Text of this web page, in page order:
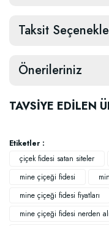
Taksit
Önerileriniz
TAVSİYE EDİLEN
Etiketler :
çiçek fidesi satan siteler
mine çiçeği fidesi
mine çiçeği fidesi fiyatları
mine çiçeği fidesi nerden